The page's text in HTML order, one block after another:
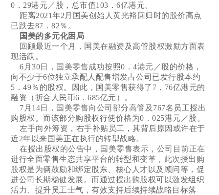
0．29港元／股，总市值103．6亿港元。
距离2021年2月国美创始人黄光裕回归时的股价高点
已跌去87．82％。
国美的多元化困局
回顾最近一个月，国美在融资及高管股权激励方面表
现活跃。
6月30日，国美零售成功按照0．4港元／股的价格，
向不少于6位独立承配人配售增发占公司已发行股本约
5．49％的股权。因此，国美零售获得了7．76亿港元的
融资（折合人民币6．685亿元）。
7月14日，国美零售向公司部分高管及767名员工授出
购股权。而该部分购股权行使价格为0．025港元／股。
左手向外筹资，右手补贴员工，其背后原因或许在于
近2年以来国美正在执行的转型战略。
在授出股权的公告中，国美零售表示，公司目前正在
进行全面零售生态共享平台的转型和变革，此次授出购
股权是为俩鼓励和绑定股东、核心人才以及顾问等，促
进公司长期稳健发展。而通过授出购股权可以激发组织
活力、提升员工士气，有效支持后续持续战略目标落